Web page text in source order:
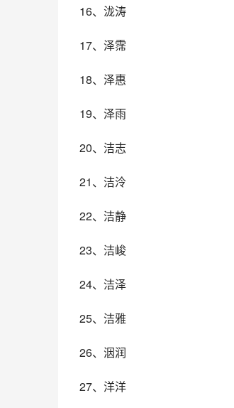
16、泷涛
17、泽霈
18、泽惠
19、泽雨
20、洁志
21、洁泠
22、洁静
23、洁峻
24、洁泽
25、洁雅
26、洇润
27、洋洋